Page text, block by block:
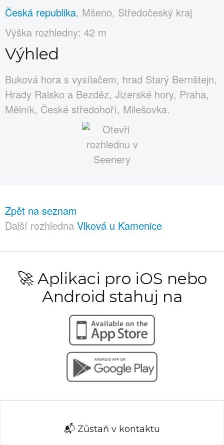
Česká republika, Mšeno, Středočeský kraj
Výška rozhledny: 42 m
Výhled
Buková hora s vysílačem, hrad Starý Bernštejn,
Hrady Ralsko a Bezděz, Jizerské hory, Praha,
Mělník, České středohoří, Milešovka.
Zpět na seznam
Další rozhledna Vlková u Kamenice
🚀 Aplikaci pro iOS nebo
Android stahuj na
📬 Zůstaň v kontaktu